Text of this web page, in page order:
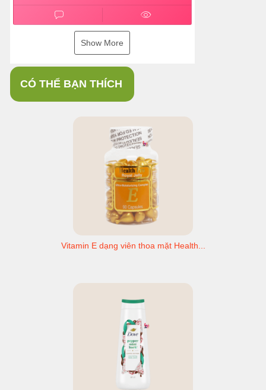
Show More
CÓ THỂ BẠN THÍCH
Vitamin E dạng viên thoa mặt Health...